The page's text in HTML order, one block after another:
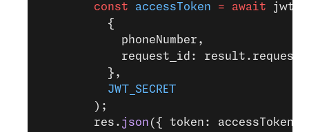
        const
accessToken = await jwt.
          {
            phoneNumber,
request_id:
          },
          JWT_SECRET
        );
        res.
json ({ token: accessToken